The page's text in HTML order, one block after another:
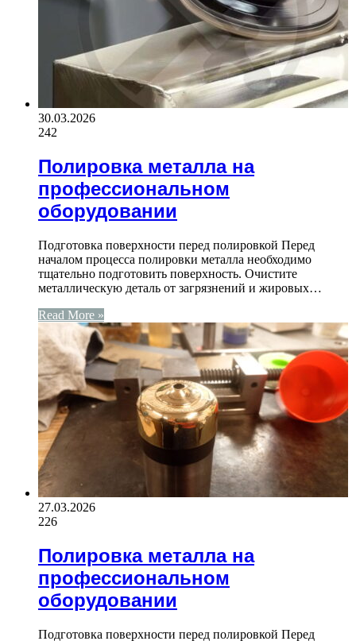
30.03.2026
242
Полировка металла на
профессиональном
оборудовании
Подготовка поверхности перед полировкой Перед
началом процесса полировки металла необходимо
тщательно подготовить поверхность. Очистите
металлическую деталь от загрязнений и жировых…
Read More »
27.03.2026
226
Полировка металла на
профессиональном
оборудовании
Подготовка поверхности перед полировкой Перед